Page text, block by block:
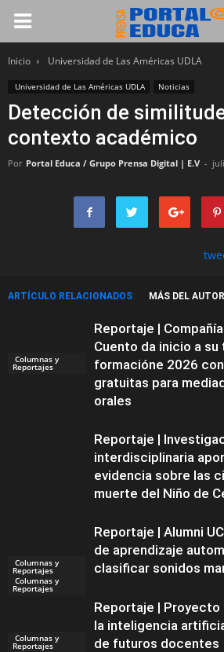
Inicio Universidad de Las Américas UDLA
Universidad de Las Américas UDLA Noticias
Detección de
contexto académico
Por Portal Educa / Grupo Prensa Digital | E.V -
ARTÍCULO RELACIONADOS MÁS DEL AUTOR
Columnas y
Reportajes
Reportaje |
Cuento da inicio a
formacióne 2026
gratuitas para
orales
Columnas y
Reportajes
Reportaje |
interdisciplinaria
evidencia sobre las
muerte del Niño de
Columnas y
Reportajes
Reportaje | Alumni
de aprendizaje
clasificar sonidos
Columnas y
Reportajes
Reportaje |
la inteligencia
de futuros docentes